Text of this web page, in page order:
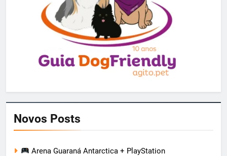
Novos Posts
Arena Guaraná Antarctica + PlayStation